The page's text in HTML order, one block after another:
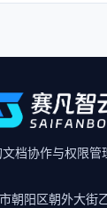
档协作与权限管
朝阳区朝外大街